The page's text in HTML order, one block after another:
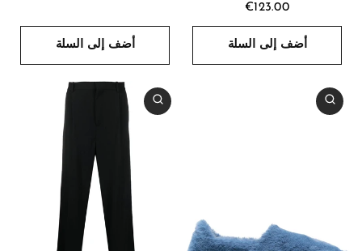
€123.00
أضف إلى السلة أضف إلى السلة